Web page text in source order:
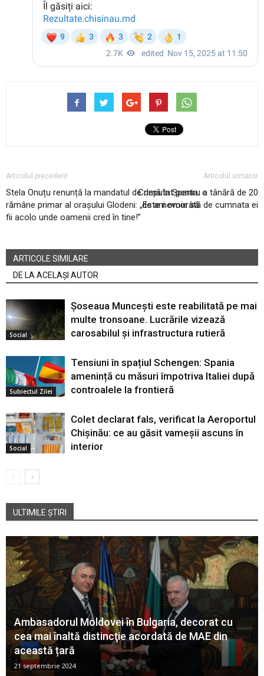
Articolul precedent
Stela Onuțu renunță la mandatul de deputat pentru a
rămâne primar al orașului Glodeni: „Este nevoie să
fii acolo unde oamenii cred în tine!”
Articolul următor
Crimă în Spania: o tânără de 20
de ani omorâtă de cumnata ei
ARTICOLE SIMILARE
DE LA ACELAȘI AUTOR
Social
Șoseaua Muncești este reabilitată pe mai
multe tronsoane. Lucrările vizează
carosabilul și infrastructura rutieră
Subiectul Zilei
Tensiuni în spațiul Schengen: Spania
amenință cu măsuri împotriva Italiei după
controalele la frontieră
Social
Colet declarat fals, verificat la Aeroportul
Chișinău: ce au găsit vameșii ascuns în
interior
ULTIMILE ȘTIRI
Ambasadorul Moldovei în Bulgaria, decorat cu
cea mai înaltă distincţie acordată de MAE din
această țară
21 septembrie 2024